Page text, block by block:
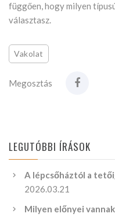
függően, hogy milyen
választasz.
Vakolat
Megosztás
LEGUTÓBBI ÍRÁSOK
A lépcsőháztól a
2026.03.21
Milyen előnyei